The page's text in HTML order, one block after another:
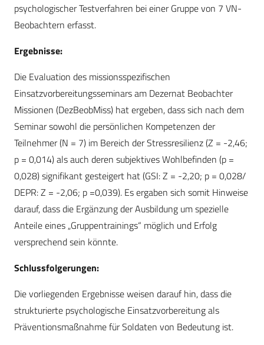
psychologischer Testverfahren bei einer Gruppe von 7 VN-
Beobachtern erfasst.
Ergebnisse:
Die Evaluation des missionsspezifischen
Einsatzvorbereitungsseminars am Dezernat Beobachter
Missionen (DezBeobMiss) hat ergeben, dass sich nach dem
Seminar sowohl die persönlichen Kompetenzen der
Teilnehmer (N = 7) im Bereich der Stressresilienz (Z = -2,46;
p = 0,014) als auch deren subjektives Wohlbefinden (p =
0,028) signifikant gesteigert hat (GSI: Z = -2,20; p = 0,028/
DEPR: Z = -2,06; p =0,039). Es ergaben sich somit Hinweise
darauf, dass die Ergänzung der Ausbildung um spezielle
Anteile eines „Gruppentrainings“ möglich und Erfolg
versprechend sein könnte.
Schlussfolgerungen:
Die vorliegenden Ergebnisse weisen darauf hin, dass die
strukturierte psychologische Einsatzvorbereitung als
Präventionsmaßnahme für Soldaten von Bedeutung ist.